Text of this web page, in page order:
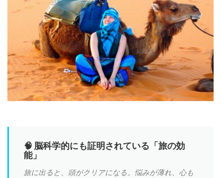
🧠 脳科学的にも証明されている「旅の効
能」
旅に出ると、頭がクリアになる。悩みが薄れ、心も